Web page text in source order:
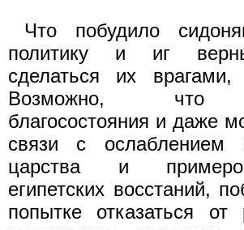
Что побудило
политику и иг
сделаться их врагами,
Возможно, что
благосостояния и даже
связи с ослаблением
царства и
египетских восстаний,
попытке отказаться